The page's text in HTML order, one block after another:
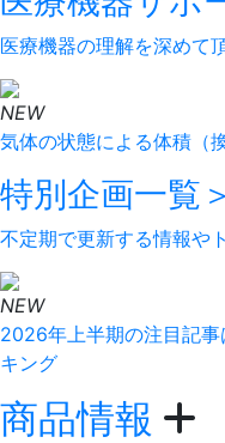
医療機器の理解を深めて
NEW
気体の状態による体積（
特別企画一覧＞
不定期で更新する情報や
NEW
2026年上半期の注目記
キング
商品情報